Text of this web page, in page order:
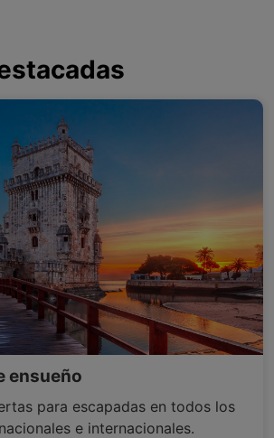
ensueño
para escapadas en todos los
e internacionales.